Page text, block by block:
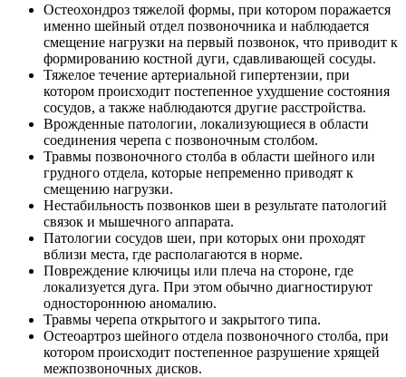
Остеохондроз тяжелой формы, при котором поражается
именно шейный отдел позвоночника и наблюдается
смещение нагрузки на первый позвонок, что приводит к
формированию костной дуги, сдавливающей сосуды.
Тяжелое течение артериальной гипертензии, при
котором происходит постепенное ухудшение состояния
сосудов, а также наблюдаются другие расстройства.
Врожденные патологии, локализующиеся в области
соединения черепа с позвоночным столбом.
Травмы позвоночного столба в области шейного или
грудного отдела, которые непременно приводят к
смещению нагрузки.
Нестабильность позвонков шеи в результате патологий
связок и мышечного аппарата.
Патологии сосудов шеи, при которых они проходят
вблизи места, где располагаются в норме.
Повреждение ключицы или плеча на стороне, где
локализуется дуга. При этом обычно диагностируют
одностороннюю аномалию.
Травмы черепа открытого и закрытого типа.
Остеоартроз шейного отдела позвоночного столба, при
котором происходит постепенное разрушение хрящей
межпозвоночных дисков.